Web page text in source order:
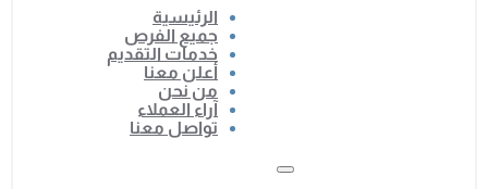
الرئيسية
جميع الفرص
خدمات التقديم
أعلن معنا
من نحن
آراء العملاء
تواصل معنا